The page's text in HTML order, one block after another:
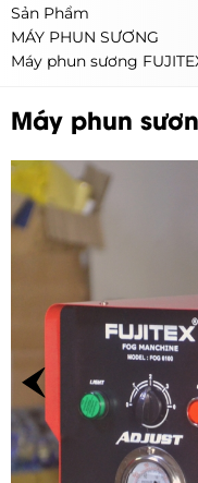
Sản Phẩm
MÁY PHUN SƯƠNG
Máy phun sương
Máy phun